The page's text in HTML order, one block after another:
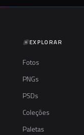
EXPLORAR
Fotos
PNGs
PSDs
Coleções
Paletas